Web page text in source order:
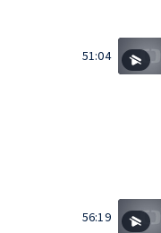
51:04
56:19